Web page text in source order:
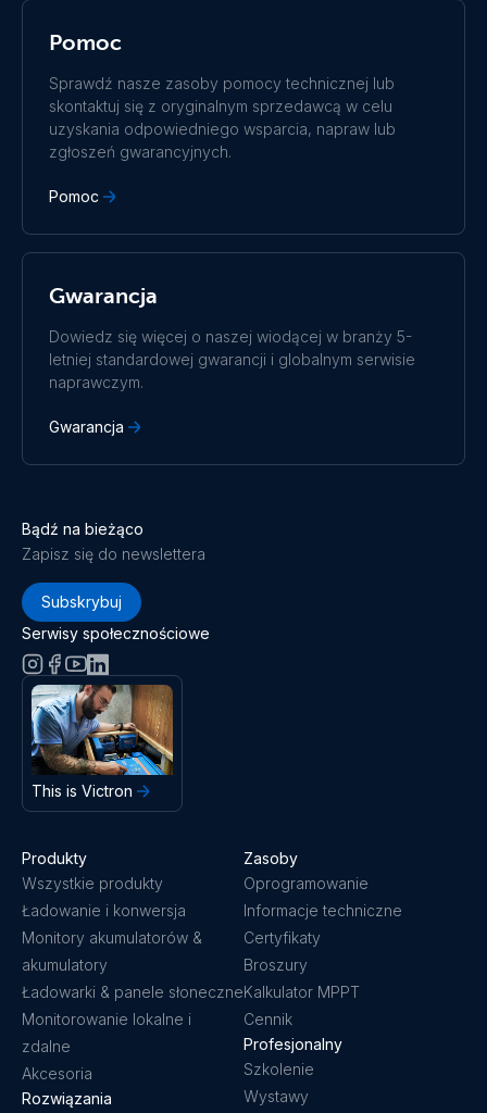
Suomalainen
Русский
Українська
中國人
Subscribe
Pomoc
Sprawdź nasze zasoby pomocy technicznej lub
skontaktuj się z oryginalnym sprzedawcą w celu
uzyskania odpowiedniego wsparcia, napraw lub
zgłoszeń gwarancyjnych.
Pomoc
Gwarancja
Dowiedz się więcej o naszej wiodącej w branży 5-
letniej standardowej gwarancji i globalnym serwisie
naprawczym.
Gwarancja
Bądź na bieżąco
Zapisz się do newslettera
Subskrybuj
Serwisy społecznościowe
This is Victron
Produkty
Wszystkie produkty
Ładowanie i konwersja
Monitory akumulatorów &
akumulatory
Ładowarki & panele słoneczne
Monitorowanie lokalne i
zdalne
Akcesoria
Rozwiązania
Zasoby
Oprogramowanie
Informacje techniczne
Certyfikaty
Broszury
Kalkulator MPPT
Cennik
Profesjonalny
Szkolenie
Wystawy